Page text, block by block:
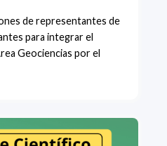
de representantes de
para integrar el
Geociencias por el